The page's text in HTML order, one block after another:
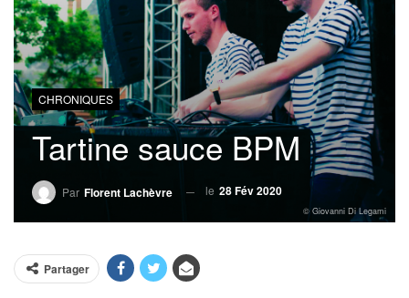
CHRONIQUES
Tartine sauce BPM
Par Florent Lachèvre le 28 Fév 2020
© Giovanni Di Legami
Partager